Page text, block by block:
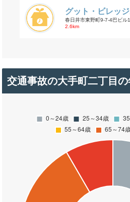
グット・ビレッ
春日井市東野町9-7-4巴ビル
2.6km
交通事故の大手町二丁目